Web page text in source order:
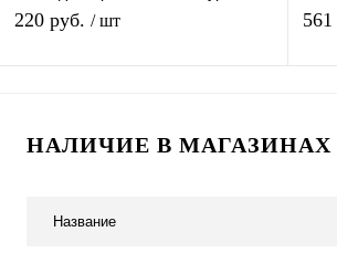
штекер 5.5*2,5 мм
220 руб. / шт
НАЛИЧИЕ В МАГАЗИНАХ
Название